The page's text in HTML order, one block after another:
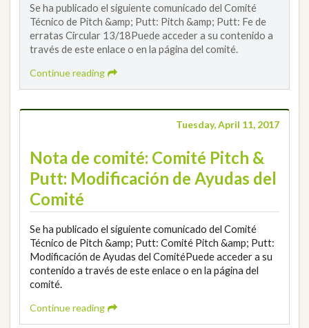
Se ha publicado el siguiente comunicado del Comité
Técnico de Pitch &amp; Putt: Pitch &amp; Putt: Fe de
erratas Circular 13/18Puede acceder a su contenido a
través de este enlace o en la página del comité.
Continue reading
Tuesday, April 11, 2017
Nota de comité: Comité Pitch &
Putt: Modificación de Ayudas del
Comité
Se ha publicado el siguiente comunicado del Comité
Técnico de Pitch &amp; Putt: Comité Pitch &amp; Putt:
Modificación de Ayudas del ComitéPuede acceder a su
contenido a través de este enlace o en la página del
comité.
Continue reading